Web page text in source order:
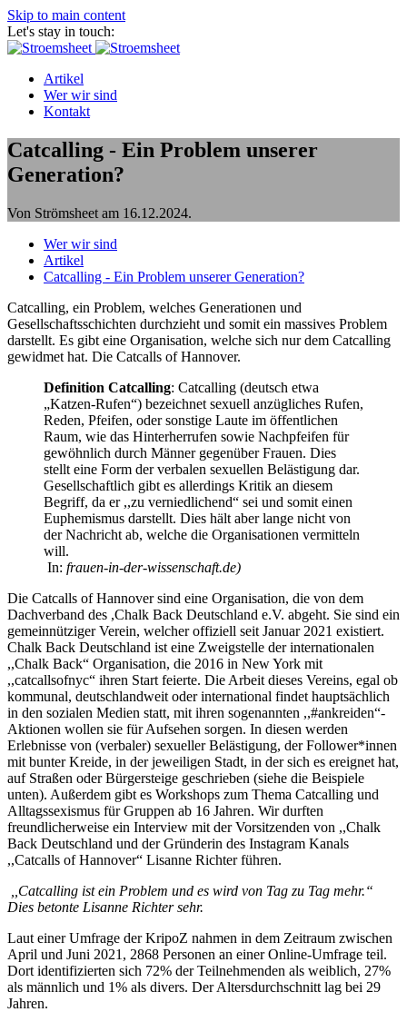
Skip to main content
Let's stay in touch:
Artikel
Wer wir sind
Kontakt
Catcalling - Ein Problem unserer
Generation?
Von Strömsheet am 16.12.2024.
Wer wir sind
Artikel
Catcalling - Ein Problem unserer Generation?
Catcalling, ein Problem, welches Generationen und
Gesellschaftsschichten durchzieht und somit ein massives Problem
darstellt. Es gibt eine Organisation, welche sich nur dem Catcalling
gewidmet hat. Die Catcalls of Hannover.
Definition Catcalling: Catcalling (deutsch etwa
„Katzen-Rufen“) bezeichnet sexuell anzügliches Rufen,
Reden, Pfeifen, oder sonstige Laute im öffentlichen
Raum, wie das Hinterherrufen sowie Nachpfeifen für
gewöhnlich durch Männer gegenüber Frauen. Dies
stellt eine Form der verbalen sexuellen Belästigung dar.
Gesellschaftlich gibt es allerdings Kritik an diesem
Begriff, da er ,,zu verniedlichend“ sei und somit einen
Euphemismus darstellt. Dies hält aber lange nicht von
der Nachricht ab, welche die Organisationen vermitteln
will.
In: frauen-in-der-wissenschaft.de)
Die Catcalls of Hannover sind eine Organisation, die von dem
Dachverband des ,Chalk Back Deutschland e.V. abgeht. Sie sind ein
gemeinnütziger Verein, welcher offiziell seit Januar 2021 existiert.
Chalk Back Deutschland ist eine Zweigstelle der internationalen
,,Chalk Back“ Organisation, die 2016 in New York mit
,,catcallsofnyc“ ihren Start feierte. Die Arbeit dieses Vereins, egal ob
kommunal, deutschlandweit oder international findet hauptsächlich
in den sozialen Medien statt, mit ihren sogenannten ,,#ankreiden“-
Aktionen wollen sie für Aufsehen sorgen. In diesen werden
Erlebnisse von (verbaler) sexueller Belästigung, der Follower*innen
mit bunter Kreide, in der jeweiligen Stadt, in der sich es ereignet hat,
auf Straßen oder Bürgersteige geschrieben (siehe die Beispiele
unten). Außerdem gibt es Workshops zum Thema Catcalling und
Alltagssexismus für Gruppen ab 16 Jahren. Wir durften
freundlicherweise ein Interview mit der Vorsitzenden von ,,Chalk
Back Deutschland und der Gründerin des Instagram Kanals
,,Catcalls of Hannover“ Lisanne Richter führen.
,,Catcalling ist ein Problem und es wird von Tag zu Tag mehr.“
Dies betonte Lisanne Richter sehr.
Laut einer Umfrage der KripoZ nahmen in dem Zeitraum zwischen
April und Juni 2021, 2868 Personen an einer Online-Umfrage teil.
Dort identifizierten sich 72% der Teilnehmenden als weiblich, 27%
als männlich und 1% als divers. Der Altersdurchschnitt lag bei 29
Jahren.